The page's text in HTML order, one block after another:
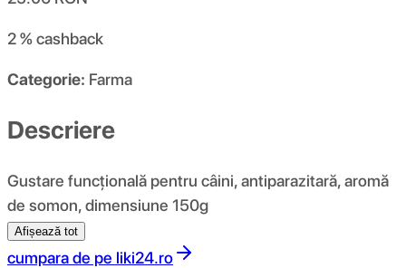
2 %cashback
Categorie: Farma
Descriere
Gustare funcțională pentru câini, antiparazitară, aromă
de somon, dimensiune 150g
Afișează tot
cumpara de pe liki24.ro